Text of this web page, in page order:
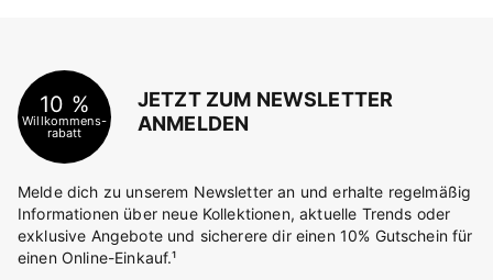
10 %
Willkommens-
rabatt
JETZT ZUM NEWSLETTER
ANMELDEN
Melde dich zu unserem Newsletter an und erhalte regelmäßig
Informationen über neue Kollektionen, aktuelle Trends oder
exklusive Angebote und sicherere dir einen 10% Gutschein für
einen Online-Einkauf.¹